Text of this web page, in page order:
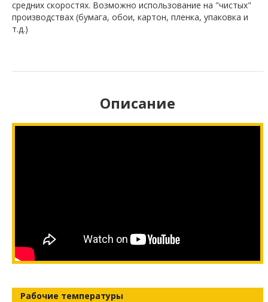
средних скоростях. Возможно использование на "чистых"
производствах (бумага, обои, картон, пленка, упаковка и
т.д.)
Описание
Рабочие температуры